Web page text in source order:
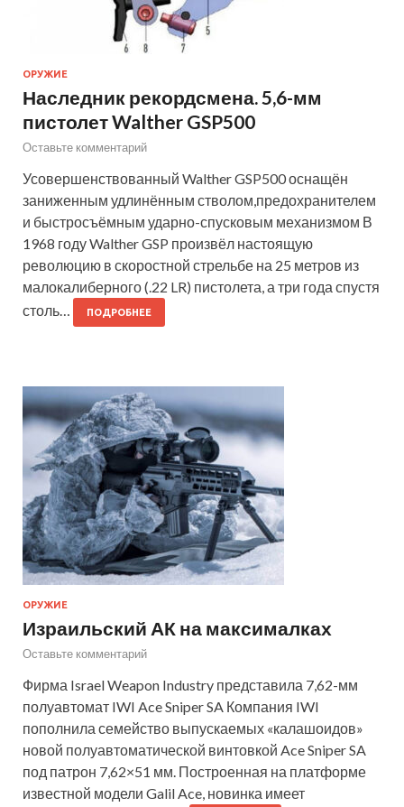
ОРУЖИЕ
Наследник рекордсмена. 5,6-мм
пистолет Walther GSP500
Оставьте комментарий
Усовершенствованный Walther GSP500 оснащён
заниженным удлинённым стволом,предохранителем
и быстросъёмным ударно-спусковым механизмом В
1968 году Walther GSP произвёл настоящую
революцию в скоростной стрельбе на 25 метров из
малокалиберного (.22 LR) пистолета, а три года спустя
столь…
ПОДРОБНЕЕ
ОРУЖИЕ
Израильский АК на максималках
Оставьте комментарий
Фирма Israel Weapon Industry представила 7,62-мм
полуавтомат IWI Ace Sniper SA Компания IWI
пополнила семейство выпускаемых «калашоидов»
новой полуавтоматической винтовкой Ace Sniper SA
под патрон 7,62×51 мм. Построенная на платформе
известной модели Galil Ace, новинка имеет